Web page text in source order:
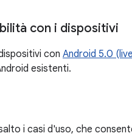
con i dispositivi
con Android 5.0
esistenti.
i casi d'uso, che